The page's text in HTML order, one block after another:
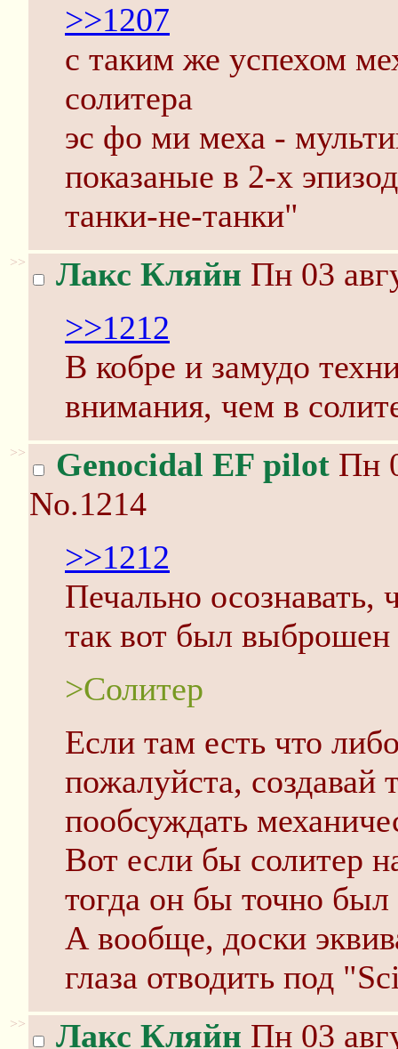
>>1207
с таким же успехом
солитера
эс фо ми меха -
показаные в 2-х
танки-не-танки"
>> Лакс Кляйн Пн 03
>>1212
В кобре и замудо
внимания, чем в
>> Genocidal EF pilot Пн
No.1214
>>1212
Печально осознавать,
так вот был выброшен
>Cолитер
Если там есть что
пожалуйста, создавай
пообсуждать
Вот если бы солитер
тогда он бы точно был
А вообще, доски
глаза отводить под
>> Лакс Кляйн Пн 03